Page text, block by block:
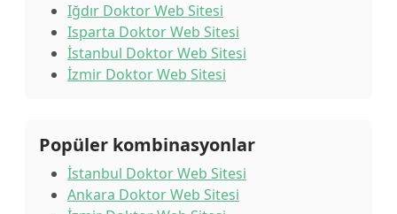
Iğdır Doktor Web Sitesi
Isparta Doktor Web Sitesi
İstanbul Doktor Web Sitesi
İzmir Doktor Web Sitesi
Popüler kombinasyonlar
İstanbul Doktor Web Sitesi
Ankara Doktor Web Sitesi